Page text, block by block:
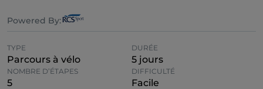
Powered By:
TYPE
Parcours à vélo
DURÉE
5 jours
NOMBRE D’ÉTAPES
5
DIFFICULTÉ
Facile